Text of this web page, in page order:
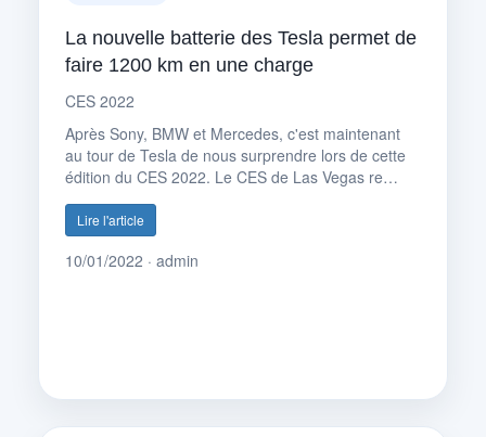
La nouvelle batterie des Tesla permet de
faire 1200 km en une charge
CES 2022
Après Sony, BMW et Mercedes, c'est maintenant
au tour de Tesla de nous surprendre lors de cette
édition du CES 2022. Le CES de Las Vegas re…
Lire l'article
10/01/2022 · admin